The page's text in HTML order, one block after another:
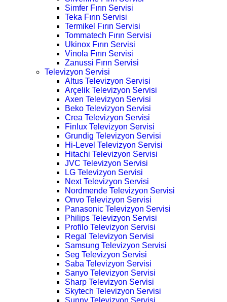
Simfer Fırın Servisi
Teka Fırın Servisi
Termikel Fırın Servisi
Tommatech Fırın Servisi
Ukinox Fırın Servisi
Vinola Fırın Servisi
Zanussi Fırın Servisi
Televizyon Servisi
Altus Televizyon Servisi
Arçelik Televizyon Servisi
Axen Televizyon Servisi
Beko Televizyon Servisi
Crea Televizyon Servisi
Finlux Televizyon Servisi
Grundig Televizyon Servisi
Hi-Level Televizyon Servisi
Hitachi Televizyon Servisi
JVC Televizyon Servisi
LG Televizyon Servisi
Next Televizyon Servisi
Nordmende Televizyon Servisi
Onvo Televizyon Servisi
Panasonic Televizyon Servisi
Philips Televizyon Servisi
Profilo Televizyon Servisi
Regal Televizyon Servisi
Samsung Televizyon Servisi
Seg Televizyon Servisi
Saba Televizyon Servisi
Sanyo Televizyon Servisi
Sharp Televizyon Servisi
Skytech Televizyon Servisi
Sunny Televizyon Servisi